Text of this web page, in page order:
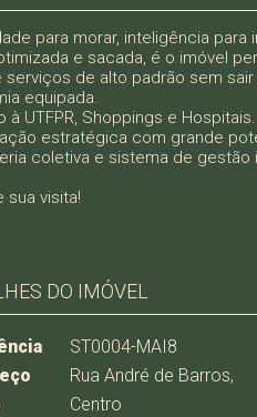
para morar, inteligência
e sacada, é o imóvel
serviços de alto padrão sem
equipada.
à UTFPR, Shoppings e Hospitais.
estratégica com grande
coletiva e sistema de gestão
sua visita!
DO IMÓVEL
ST0004-MAI8
Rua André de Barros,
Centro